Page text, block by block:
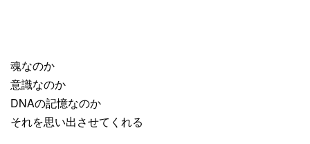
魂なのか
意識なのか
DNAの記憶なのか
それを思い出させてくれる